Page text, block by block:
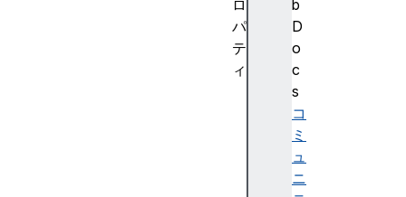
b
D
o
c
s
コ
ミ
ュ
ニ
ロ
パ
テ
ィ